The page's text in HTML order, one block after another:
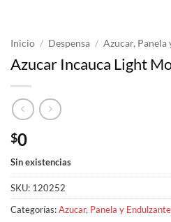
Inicio / Despensa / Azucar, Panela
Azucar Incauca Light
$0
Sin existencias
SKU: 120252
Categorías:Azucar, Panela y